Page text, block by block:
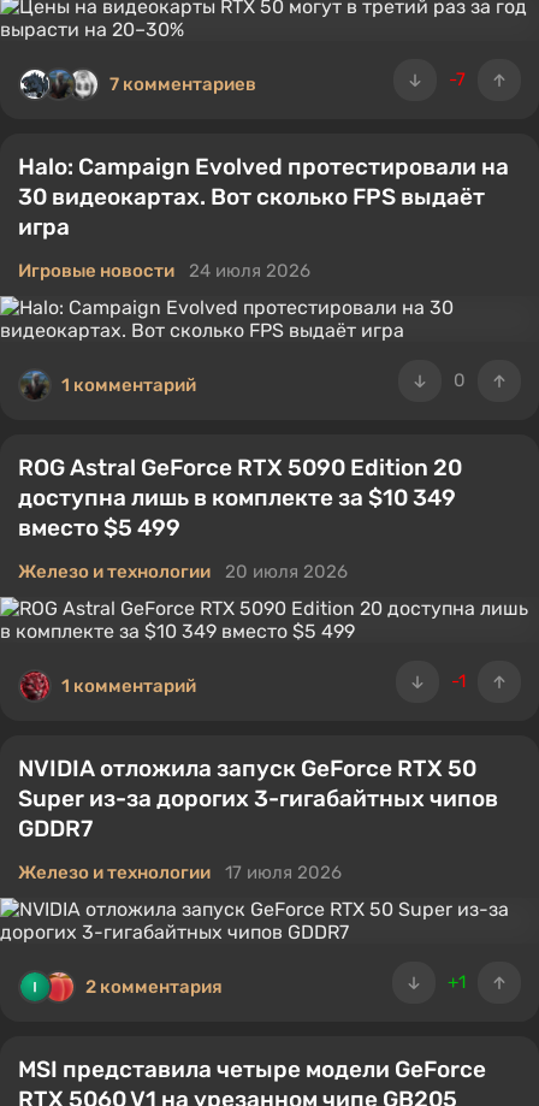
-7
7 комментариев
Halo: Campaign Evolved протестировали на
30 видеокартах. Вот сколько FPS выдаёт
игра
Игровые новости 24 июля 2026
0
1 комментарий
ROG Astral GeForce RTX 5090 Edition 20
доступна лишь в комплекте за $10 349
вместо $5 499
Железо и технологии 20 июля 2026
-1
1 комментарий
NVIDIA отложила запуск GeForce RTX 50
Super из-за дорогих 3-гигабайтных чипов
GDDR7
Железо и технологии 17 июля 2026
+1
2 комментария
MSI представила четыре модели GeForce
RTX 5060 V1 на урезанном чипе GB205